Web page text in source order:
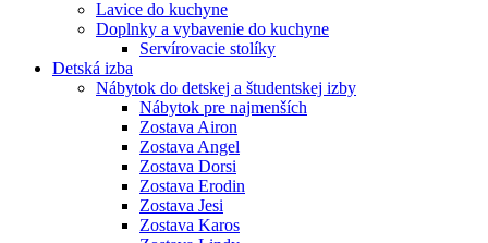
Lavice do kuchyne
Doplnky a vybavenie do kuchyne
Servírovacie stolíky
Detská izba
Nábytok do detskej a študentskej izby
Nábytok pre najmenších
Zostava Airon
Zostava Angel
Zostava Dorsi
Zostava Erodin
Zostava Jesi
Zostava Karos